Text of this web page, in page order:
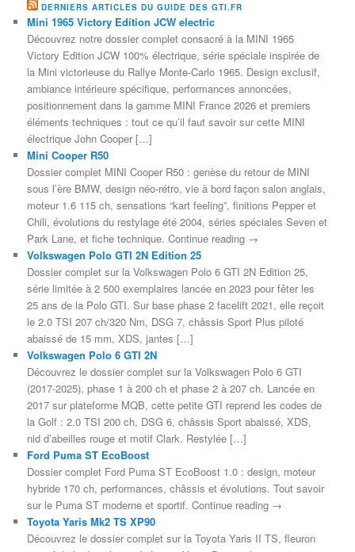
DERNIERS ARTICLES DU GUIDE DES GTI.FR
Mini 1965 Victory Edition JCW electric
Découvrez notre dossier complet consacré à la MINI 1965
Victory Edition JCW 100% électrique, série spéciale inspirée de
la Mini victorieuse du Rallye Monte-Carlo 1965. Design exclusif,
ambiance intérieure spécifique, performances annoncées,
positionnement dans la gamme MINI France 2026 et premiers
éléments techniques : tout ce qu’il faut savoir sur cette MINI
électrique John Cooper […]
Mini Cooper R50
Dossier complet MINI Cooper R50 : genèse du retour de MINI
sous l’ère BMW, design néo-rétro, vie à bord façon salon anglais,
moteur 1.6 115 ch, sensations “kart feeling”, finitions Pepper et
Chili, évolutions du restylage été 2004, séries spéciales Seven et
Park Lane, et fiche technique. Continue reading →
Volkswagen Polo GTI 2N Edition 25
Dossier complet sur la Volkswagen Polo 6 GTI 2N Edition 25,
série limitée à 2 500 exemplaires lancée en 2023 pour fêter les
25 ans de la Polo GTI. Sur base phase 2 facelift 2021, elle reçoit
le 2.0 TSI 207 ch/320 Nm, DSG 7, châssis Sport Plus piloté
abaissé de 15 mm, XDS, jantes […]
Volkswagen Polo 6 GTI 2N
Découvrez le dossier complet sur la Volkswagen Polo 6 GTI
(2017-2025), phase 1 à 200 ch et phase 2 à 207 ch. Lancée en
2017 sur plateforme MQB, cette petite GTI reprend les codes de
la Golf : 2.0 TSI 200 ch, DSG 6, châssis Sport abaissé, XDS,
nid d’abeilles rouge et motif Clark. Restylée […]
Ford Puma ST EcoBoost
Dossier complet Ford Puma ST EcoBoost 1.0 : design, moteur
hybride 170 ch, performances, châssis et évolutions. Tout savoir
sur le Puma ST moderne et sportif. Continue reading →
Toyota Yaris Mk2 TS XP90
Découvrez le dossier complet sur la Toyota Yaris II TS, fleuron